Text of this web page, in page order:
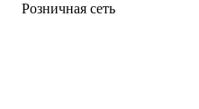
Розничная сеть